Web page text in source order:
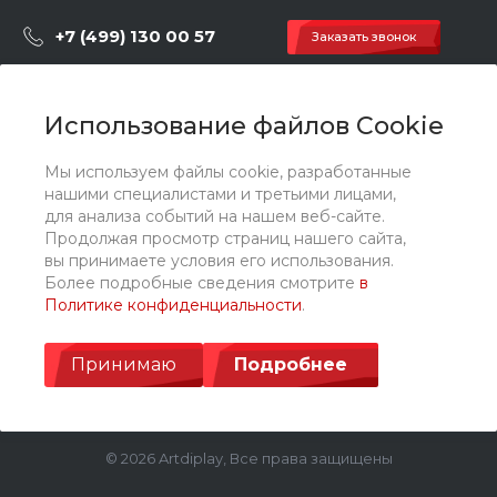
Использование файлов Cookie
Мы используем файлы cookie, разработанные
нашими специалистами и третьими лицами,
для анализа событий на нашем веб-сайте.
Продолжая просмотр страниц нашего сайта,
вы принимаете условия его использования.
Более подробные сведения смотрите в
Политике конфиденциальности.
Принимаю Подробнее
+7 (499) 130 00 57 Заказать звонок
г. Москва, Марксистская 3 стр.2
О компании
Каталог
Услуги
© 2026 Artdiplay, Все права защищены